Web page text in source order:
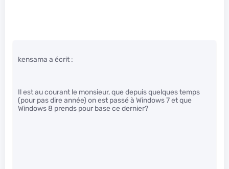
kensama a écrit :
Il est au courant le monsieur, que depuis quelques temps
(pour pas dire année) on est passé à Windows 7 et que
Windows 8 prends pour base ce dernier?